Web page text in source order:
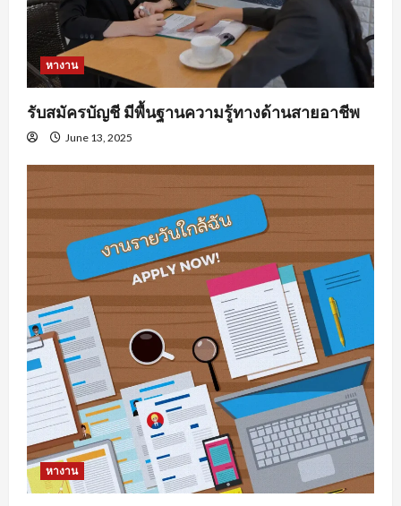
หางาน
รับสมัครบัญชี มีพื้นฐานความรู้ทางด้านสายอาชีพ
June 13, 2025
หางาน